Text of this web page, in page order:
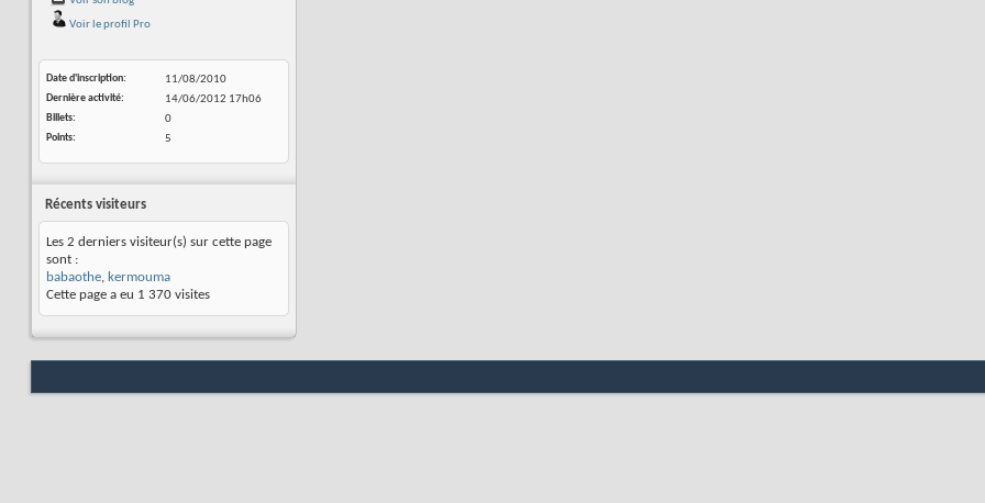
Voir le profil Pro
Date d'inscription
11/08/2010
Dernière activité
14/06/2012 17h06
Billets
0
Points
5
Récents visiteurs
Les 2 derniers visiteur(s) sur cette page
sont :
babaothe, kermouma
Cette page a eu 1 370 visites